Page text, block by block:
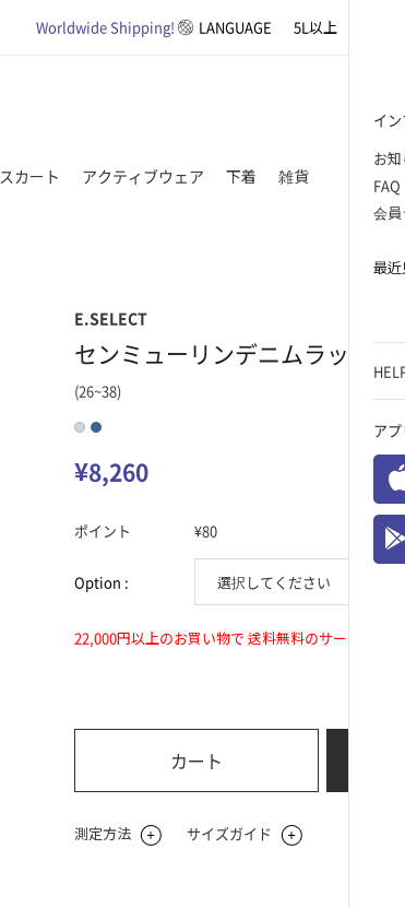
イ
お
FAQ
会
最
ア
Worldwide Shipping! LANGUAGE 5L以上
スカート アクティブウェア 下着 雑貨
E.SELECT
センミューリンデニムラップス
(26~38)
¥8,260
ポイント ¥80
Option :
22,000円以上のお買い物で 送料無料のサービス
カート
測定方法 サイズガイド